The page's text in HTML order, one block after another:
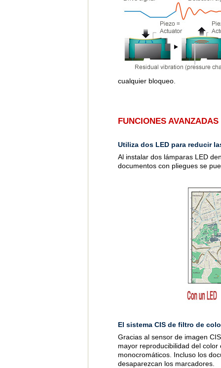
cualquier bloqueo.
FUNCIONES
Utiliza dos LED para reducir
Al instalar dos lámparas LED
documentos con pliegues se
El sistema CIS de filtro de
Gracias al sensor de imagen
mayor reproducibilidad del
monocromáticos. Incluso los
desaparezcan los marcadores.